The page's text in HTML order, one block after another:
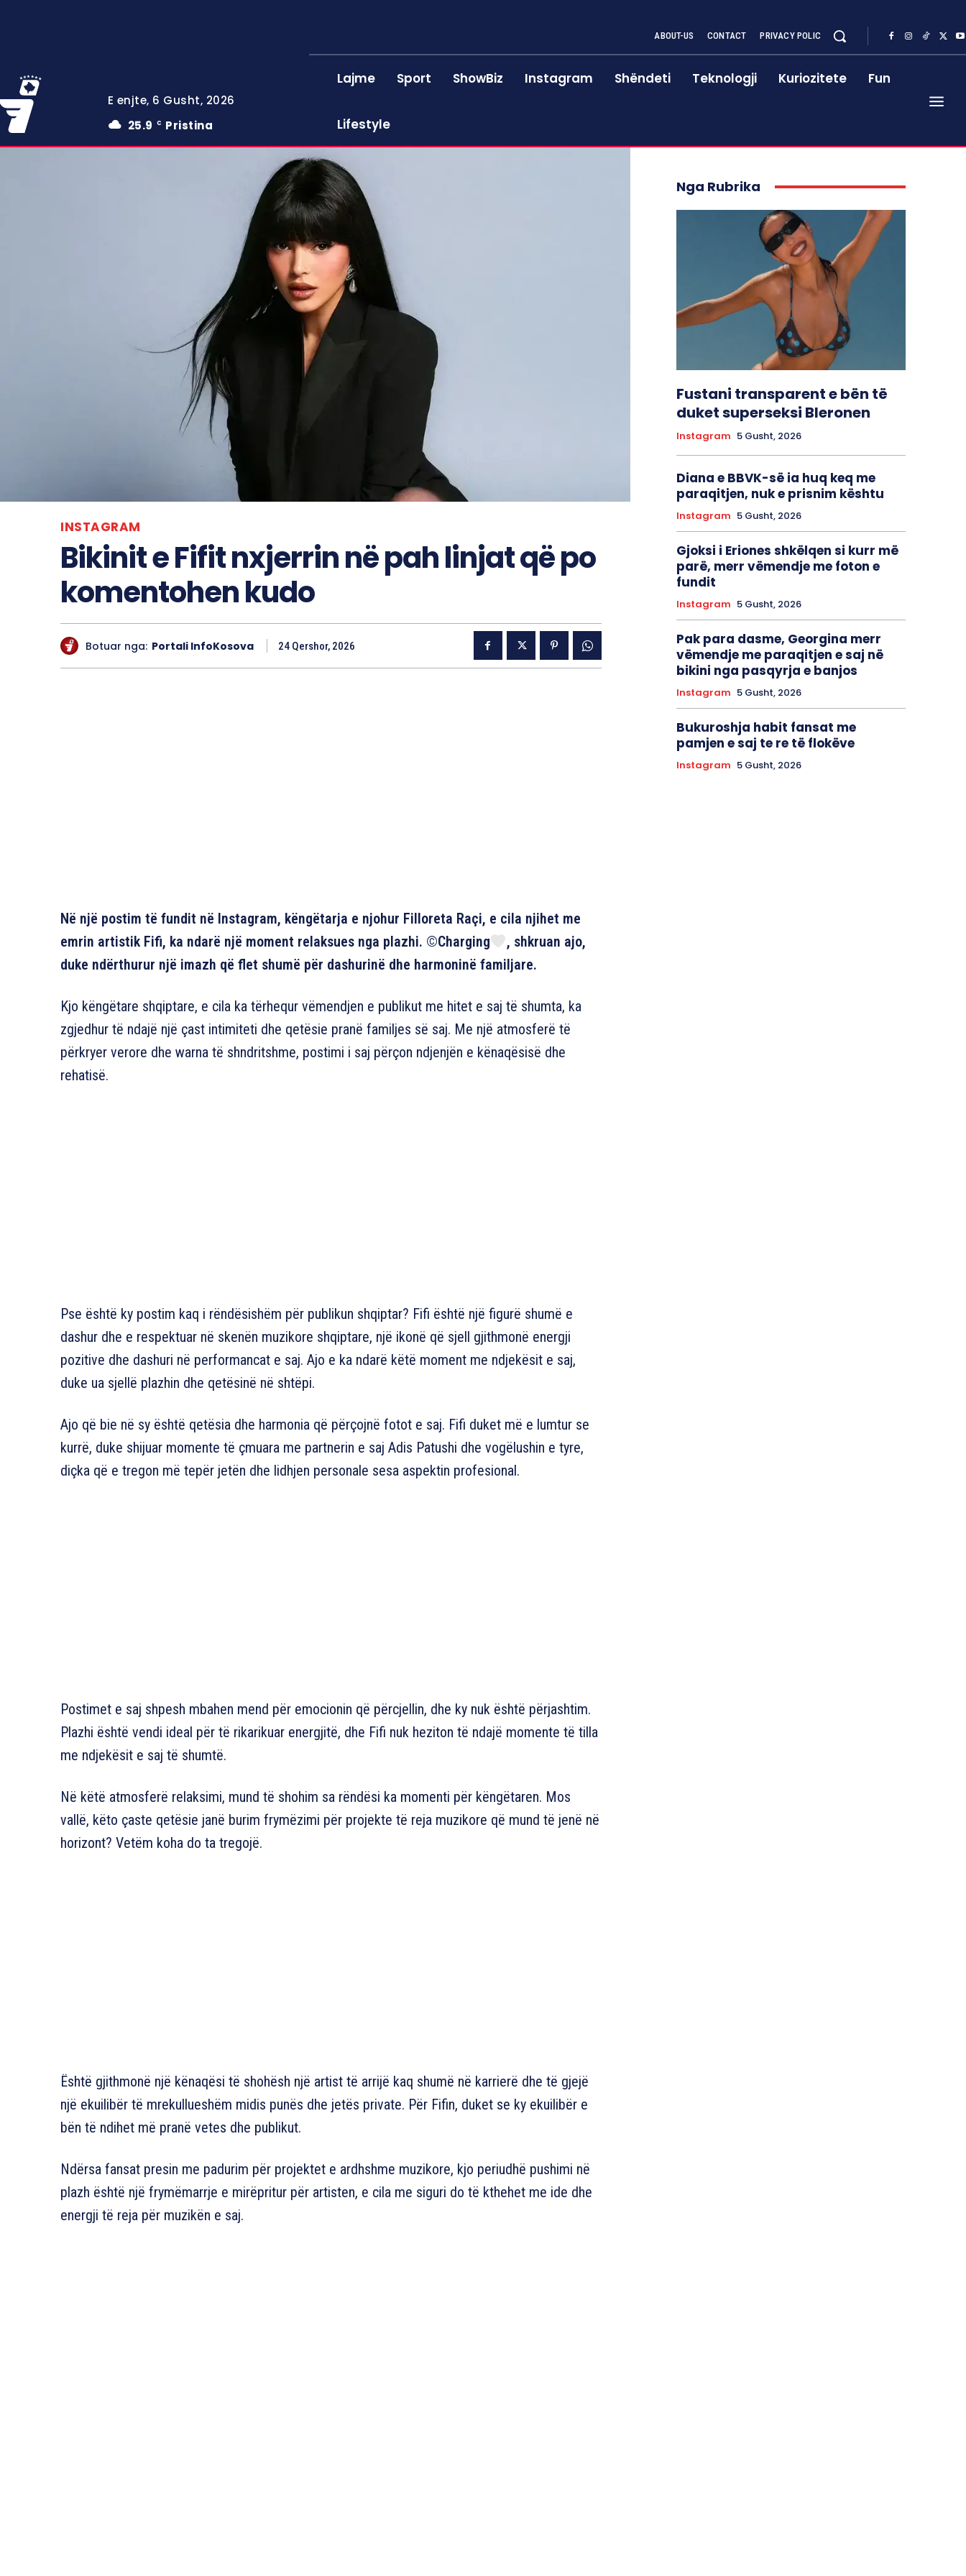
E enjte, 6 Gusht, 2026
25.9
C Pristina
ABOUT-US CONTACT PRIVACY POLIC
Lajme Sport ShowBiz Instagram Shëndeti Teknologji Kuriozitete Fun
Lifestyle
INSTAGRAM
Bikinit e Fifit nxjerrin në pah linjat që po
komentohen kudo
Botuar nga: Portali InfoKosova 24 Qershor, 2026
Në një postim të fundit në Instagram, këngëtarja e njohur Filloreta Raçi, e cila njihet me
emrin artistik Fifi, ka ndarë një moment relaksues nga plazhi. ©Charging
, shkruan ajo,
duke ndërthurur një imazh që flet shumë për dashurinë dhe harmoninë familjare.
Kjo këngëtare shqiptare, e cila ka tërhequr vëmendjen e publikut me hitet e saj të shumta, ka
zgjedhur të ndajë një çast intimiteti dhe qetësie pranë familjes së saj. Me një atmosferë të
përkryer verore dhe warna të shndritshme, postimi i saj përçon ndjenjën e kënaqësisë dhe
rehatisë.
Pse është ky postim kaq i rëndësishëm për publikun shqiptar? Fifi është një figurë shumë e
dashur dhe e respektuar në skenën muzikore shqiptare, një ikonë që sjell gjithmonë energji
pozitive dhe dashuri në performancat e saj. Ajo e ka ndarë këtë moment me ndjekësit e saj,
duke ua sjellë plazhin dhe qetësinë në shtëpi.
Ajo që bie në sy është qetësia dhe harmonia që përçojnë fotot e saj. Fifi duket më e lumtur se
kurrë, duke shijuar momente të çmuara me partnerin e saj Adis Patushi dhe vogëlushin e tyre,
diçka që e tregon më tepër jetën dhe lidhjen personale sesa aspektin profesional.
Postimet e saj shpesh mbahen mend për emocionin që përcjellin, dhe ky nuk është përjashtim.
Plazhi është vendi ideal për të rikarikuar energjitë, dhe Fifi nuk heziton të ndajë momente të tilla
me ndjekësit e saj të shumtë.
Në këtë atmosferë relaksimi, mund të shohim sa rëndësi ka momenti për këngëtaren. Mos
vallë, këto çaste qetësie janë burim frymëzimi për projekte të reja muzikore që mund të jenë në
horizont? Vetëm koha do ta tregojë.
Është gjithmonë një kënaqësi të shohësh një artist të arrijë kaq shumë në karrierë dhe të gjejë
një ekuilibër të mrekullueshëm midis punës dhe jetës private. Për Fifin, duket se ky ekuilibër e
bën të ndihet më pranë vetes dhe publikut.
Ndërsa fansat presin me padurim për projektet e ardhshme muzikore, kjo periudhë pushimi në
plazh është një frymëmarrje e mirëpritur për artisten, e cila me siguri do të kthehet me ide dhe
energji të reja për muzikën e saj.
Nga Rubrika
Fustani transparent e bën të
duket superseksi Bleronen
Instagram 5 Gusht, 2026
Diana e BBVK-së ia huq keq me
paraqitjen, nuk e prisnim kështu
Instagram 5 Gusht, 2026
Gjoksi i Eriones shkëlqen si kurr më
parë, merr vëmendje me foton e
fundit
Instagram 5 Gusht, 2026
Pak para dasme, Georgina merr
vëmendje me paraqitjen e saj në
bikini nga pasqyrja e banjos
Instagram 5 Gusht, 2026
Bukuroshja habit fansat me
pamjen e saj te re të flokëve
Instagram 5 Gusht, 2026